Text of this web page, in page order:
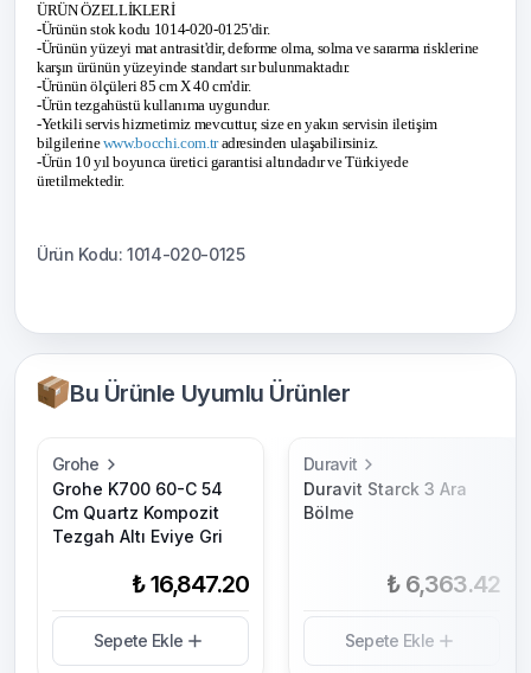
Bu Ürünle Uyumlu Ürünler
Grohe
Grohe K700 60-C 54
Cm Quartz Kompozit
Tezgah Altı Eviye Gri
₺ 16,847.20
Sepete Ekle
Duravit
Duravit Starck 3 Ara
Bölme
₺ 6,363.42
Sepete Ekle
ÜRÜN ÖZELLİKLERİ
-Ürünün stok kodu 1014-020-0125'dir.
-Ürünün yüzeyi mat antrasit'dir, deforme olma, solma ve sararma risklerine
karşın ürünün yüzeyinde standart sır bulunmaktadır.
-Ürünün ölçüleri 85 cm X 40 cm'dir.
-Ürün tezgahüstü kullanıma uygundur.
-Yetkili servis hizmetimiz mevcuttur, size en yakın servisin iletişim
bilgilerinewww.bocchi.com.tradresinden ulaşabilirsiniz.
-Ürün 10 yıl boyunca üretici garantisi altındadır ve Türkiyede
üretilmektedir.
Ürün Kodu: 1014-020-0125